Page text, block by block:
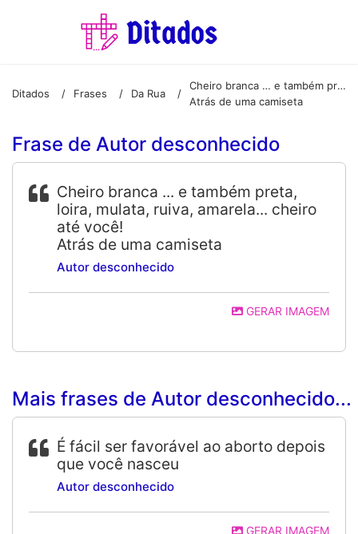
Ditados / Frases / Da Rua /
Cheiro branca … e também preta, loira, mulata, ruiva, amarela… cheiro até você!
Atrás de uma camiseta
Frase de Autor desconhecido
Cheiro branca ... e também preta,
loira, mulata, ruiva, amarela... cheiro
até você!
Atrás de uma camiseta
Autor desconhecido
GERAR IMAGEM
Mais frases de Autor desconhecido...
É fácil ser favorável ao aborto depois
que você nasceu
Autor desconhecido
GERAR IMAGEM